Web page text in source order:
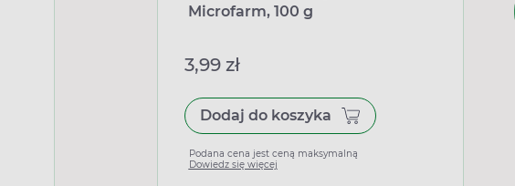
Microfarm, 100 g
3,99 zł
Dodaj do koszyka
Podana cena jest ceną maksymalną
Dowiedz się więcej